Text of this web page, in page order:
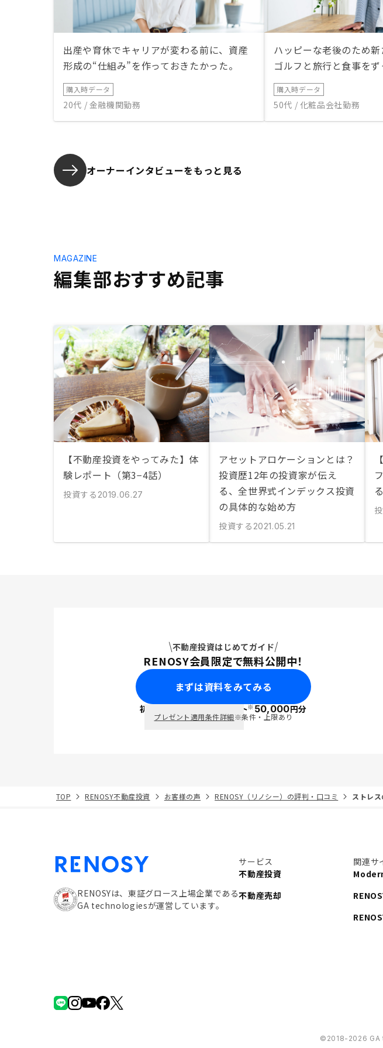
出産や育休でキャリアが変わる前に、資産
形成の“仕組み”を作っておきたかった。
購入時データ
20代 / 金融機関勤務
ハッピーな老後のため新
ゴルフと旅行と食事を
購入時データ
50代 / 化粧品会社勤務
オーナーインタビューをもっと見る
編集部おすすめ記事
MAGAZINE
【不動産投資をやってみた】体
験レポート（第3−4話）
投資する 2019.06.27
アセットアロケーションとは？
投資歴12年の投資家が伝え
る、全世界式インデックス投資
の具体的な始め方
投資する 2021.05.21
不動産投資はじめてガイド
RENOSY会員限定で無料公開中！
まずは資料をみてみる
初回面談で ポイント※50,000円分
プレゼント適用条件詳細※条件・上限あり
TOP RENOSY不動産投資 お客様の声 RENOSY（リノシー）の評判・口コミ ストレ
RENOSYは、東証グロース上場企業である
GA technologiesが運営しています。
サービス
不動産投資
不動産売却
関連サ
©︎2018-2026